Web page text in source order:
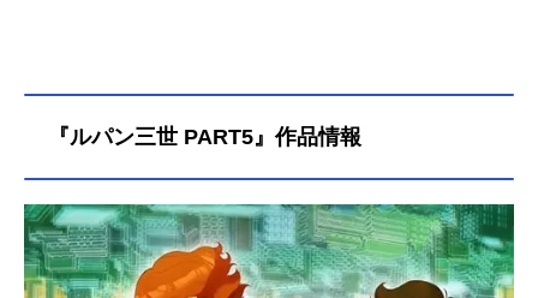
『ルパン三世 PART5』作品情報